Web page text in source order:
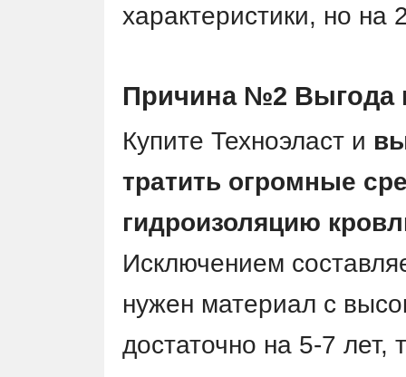
характеристики, но на
Причина №2 Выгода
Купите Техноэласт и
тратить огромные
гидроизоляцию
Исключением
нужен материал с
достаточно на 5-7